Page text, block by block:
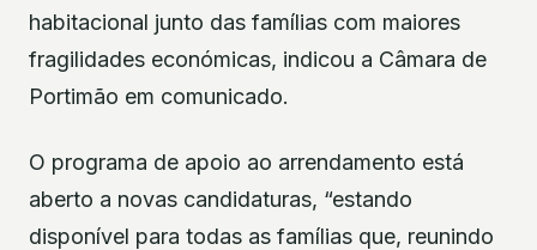
habitacional junto das famílias com maiores
fragilidades económicas, indicou a Câmara de
Portimão em comunicado.
O programa de apoio ao arrendamento está
aberto a novas candidaturas, “estando
disponível para todas as famílias que, reunindo